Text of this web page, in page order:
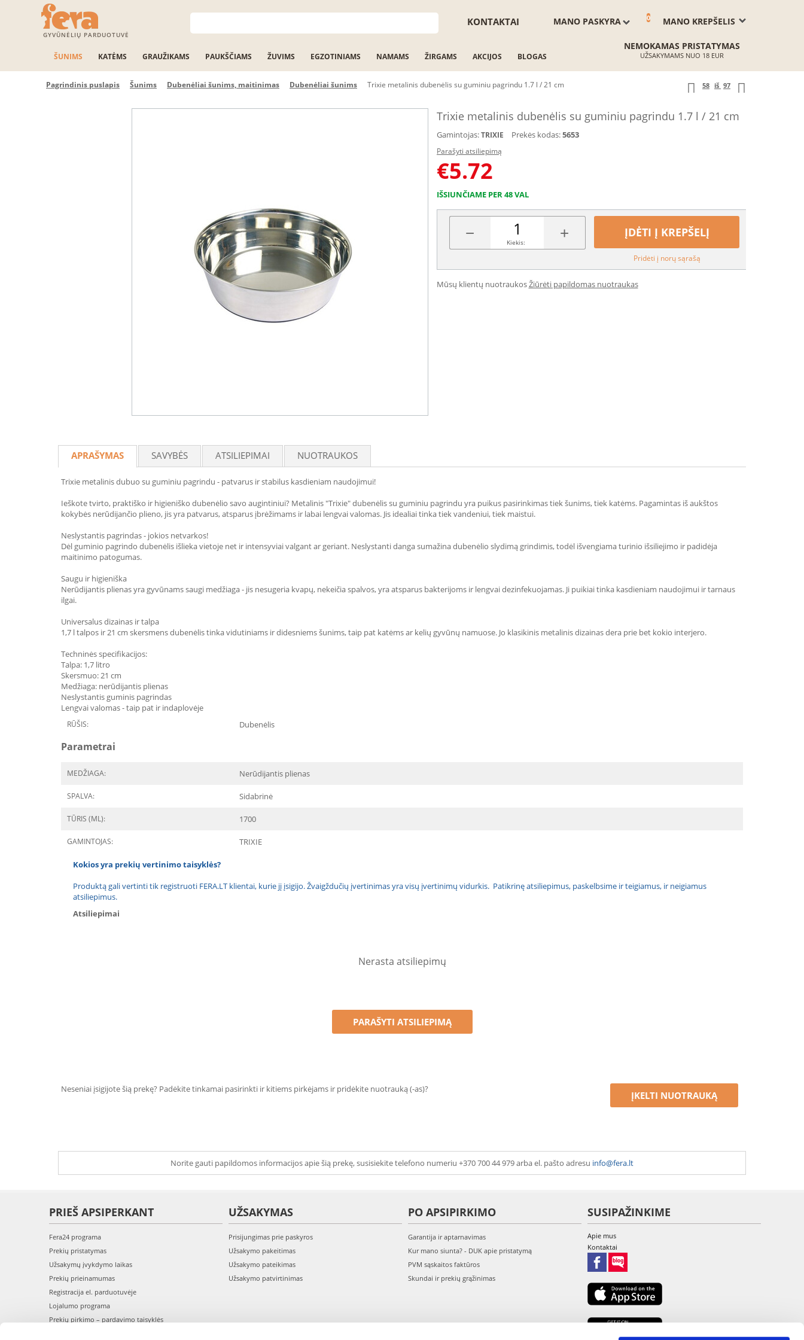
GYVŪNĖLIŲ PARDUOTUVĖ
MANO KREPŠELIS
0
MANO PASKYRA
KONTAKTAI
ŠUNIMS KATĖMS GRAUŽIKAMS PAUKŠČIAMS ŽUVIMS EGZOTINIAMS NAMAMS ŽIRGAMS AKCIJOS BLOGAS
NEMOKAMAS PRISTATYMAS
UŽSAKYMAMS NUO 18 EUR
Pagrindinis puslapis Šunims Dubenėliai šunims, maitinimas Dubenėliai šunims Trixie metalinis dubenėlis su guminiu pagrindu 1.7 l / 21 cm 58 iš 97
Trixie metalinis dubenėlis su guminiu pagrindu 1.7 l / 21 cm
Gamintojas: TRIXIE Prekės kodas:5653
Parašyti atsiliepimą
€5.72
IŠSIUNČIAME PER 48 VAL
− +
Kiekis:
ĮDĖTI Į KREPŠELĮ
Pridėti į norų sąrašą
Mūsų klientų nuotraukosŽiūrėti papildomas nuotraukas
APRAŠYMAS SAVYBĖS ATSILIEPIMAI NUOTRAUKOS
Trixie metalinis dubuo su guminiu pagrindu - patvarus ir stabilus kasdieniam naudojimui!
Ieškote tvirto, praktiško ir higieniško dubenėlio savo augintiniui? Metalinis "Trixie" dubenėlis su guminiu pagrindu yra puikus pasirinkimas tiek šunims, tiek katėms. Pagamintas iš aukštos
kokybės nerūdijančio plieno, jis yra patvarus, atsparus įbrėžimams ir labai lengvai valomas. Jis idealiai tinka tiek vandeniui, tiek maistui.
Neslystantis pagrindas - jokios netvarkos!
Dėl guminio pagrindo dubenėlis išlieka vietoje net ir intensyviai valgant ar geriant. Neslystanti danga sumažina dubenėlio slydimą grindimis, todėl išvengiama turinio išsiliejimo ir padidėja
maitinimo patogumas.
Saugu ir higieniška
Nerūdijantis plienas yra gyvūnams saugi medžiaga - jis nesugeria kvapų, nekeičia spalvos, yra atsparus bakterijoms ir lengvai dezinfekuojamas. Ji puikiai tinka kasdieniam naudojimui ir tarnaus
ilgai.
Universalus dizainas ir talpa
1,7 l talpos ir 21 cm skersmens dubenėlis tinka vidutiniams ir didesniems šunims, taip pat katėms ar kelių gyvūnų namuose. Jo klasikinis metalinis dizainas dera prie bet kokio interjero.
Techninės specifikacijos:
Talpa: 1,7 litro
Skersmuo: 21 cm
Medžiaga: nerūdijantis plienas
Neslystantis guminis pagrindas
Lengvai valomas - taip pat ir indaplovėje
RŪŠIS: Dubenėlis
Parametrai
MEDŽIAGA: Nerūdijantis plienas
SPALVA: Sidabrinė
TŪRIS (ML): 1700
GAMINTOJAS: TRIXIE
Kokios yra prekių vertinimo taisyklės?
Produktą gali vertinti tik registruoti FERA.LT klientai, kurie jį įsigijo. Žvaigždučių įvertinimas yra visų įvertinimų vidurkis. Patikrinę atsiliepimus, paskelbsime ir teigiamus, ir neigiamus
atsiliepimus.
Atsiliepimai
Nerasta atsiliepimų
PARAŠYTI ATSILIEPIMĄ
Neseniai įsigijote šią prekę? Padėkite tinkamai pasirinkti ir kitiems pirkėjams ir pridėkite nuotrauką (-as)?
ĮKELTI NUOTRAUKĄ
Norite gauti papildomos informacijos apie šią prekę, susisiekite telefono numeriu +370 700 44 979 arba el. pašto adresu info@fera.lt
PRIEŠ APSIPERKANT
Fera24 programa
Prekių pristatymas
Užsakymų įvykdymo laikas
Prekių prieinamumas
Registracija el. parduotuvėje
Lojalumo programa
Prekių pirkimo – pardavimo taisyklės
UŽSAKYMAS
Prisijungimas prie paskyros
Užsakymo pakeitimas
Užsakymo pateikimas
Užsakymo patvirtinimas
PO APSIPIRKIMO
Garantija ir aptarnavimas
Kur mano siunta? - DUK apie pristatymą
PVM sąskaitos faktūros
Skundai ir prekių grąžinimas
SUSIPAŽINKIME
Apie mus
Kontaktai